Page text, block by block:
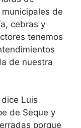
de
cebras y
tenemos
de nuestra
Luis
de Seque y
porque